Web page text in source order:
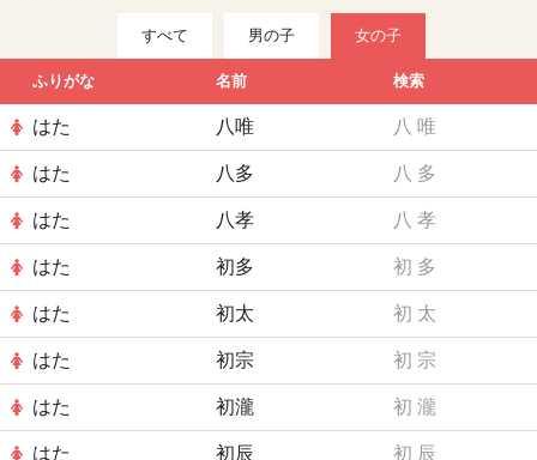
すべて 男の子 女の子
ふりがな 名前 検索
はた 八唯 八 唯
はた 八多 八 多
はた 八孝 八 孝
はた 初多 初 多
はた 初太 初 太
はた 初宗 初 宗
はた 初瀧 初 瀧
はた 初辰 初 辰